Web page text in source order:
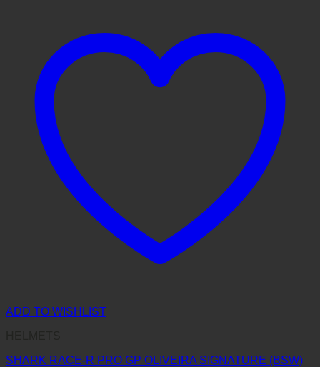
ADD TO WISHLIST
SHARK RACE-R PRO GP OLIVEIRA SIGNATURE (BSW)